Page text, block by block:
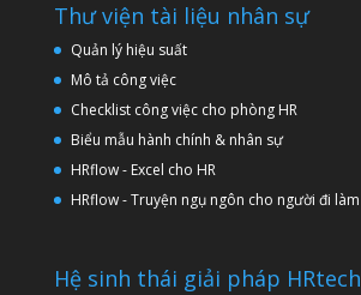
Thư viện tài liệu nhân sự
Quản lý hiệu suất
Mô tả công việc
Checklist công việc cho phòng HR
Biểu mẫu hành chính & nhân sự
HRflow - Excel cho HR
HRflow - Truyện ngụ ngôn cho người đi làm
Hệ sinh thái giải pháp HRtech